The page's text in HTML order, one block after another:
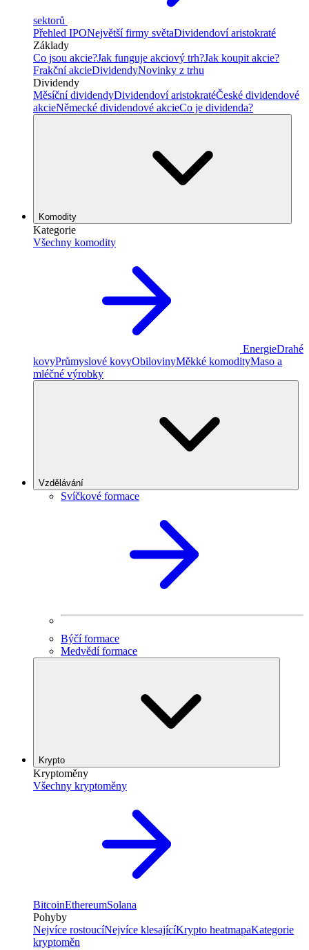
sektorů
Přehled IPONejvětší firmy světaDividendoví aristokraté
Základy
Co jsou akcie?Jak funguje akciový trh?Jak koupit akcie?
Frakční akcieDividendyNovinky z trhu
Dividendy
Měsíční dividendyDividendoví aristokratéČeské dividendové
akcieNěmecké dividendové akcieCo je dividenda?
Komodity
Kategorie
Všechny komodity
EnergieDrahé
kovyPrůmyslové kovyObilovinyMěkké komodityMaso a
mléčné výrobky
Vzdělávání
Svíčkové formace
Býčí formace
Medvědí formace
Krypto
Kryptoměny
Všechny kryptoměny
BitcoinEthereumSolana
Pohyby
Nejvíce rostoucíNejvíce klesajícíKrypto heatmapaKategorie
kryptoměn